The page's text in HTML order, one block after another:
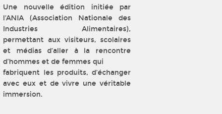
Une nouvelle édition initiée par
l’ANIA (Association Nationale des
Industries Alimentaires),
permettant aux visiteurs, scolaires
et médias d’aller à la rencontre
d’hommes et de femmes qui
fabriquent les produits, d’échanger
avec eux et de vivre une véritable
immersion.